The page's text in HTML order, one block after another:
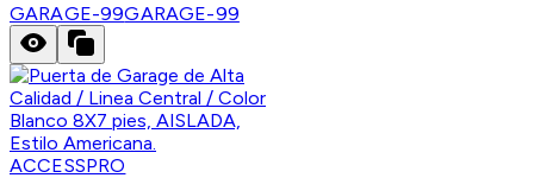
GARAGE-99GARAGE-99
ACCESSPRO